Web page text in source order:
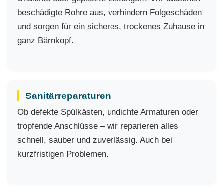
beschädigte Rohre aus, verhindern Folgeschäden
und sorgen für ein sicheres, trockenes Zuhause in
ganz Bärnkopf.
Sanitärreparaturen
Ob defekte Spülkästen, undichte Armaturen oder
tropfende Anschlüsse – wir reparieren alles
schnell, sauber und zuverlässig. Auch bei
kurzfristigen Problemen.